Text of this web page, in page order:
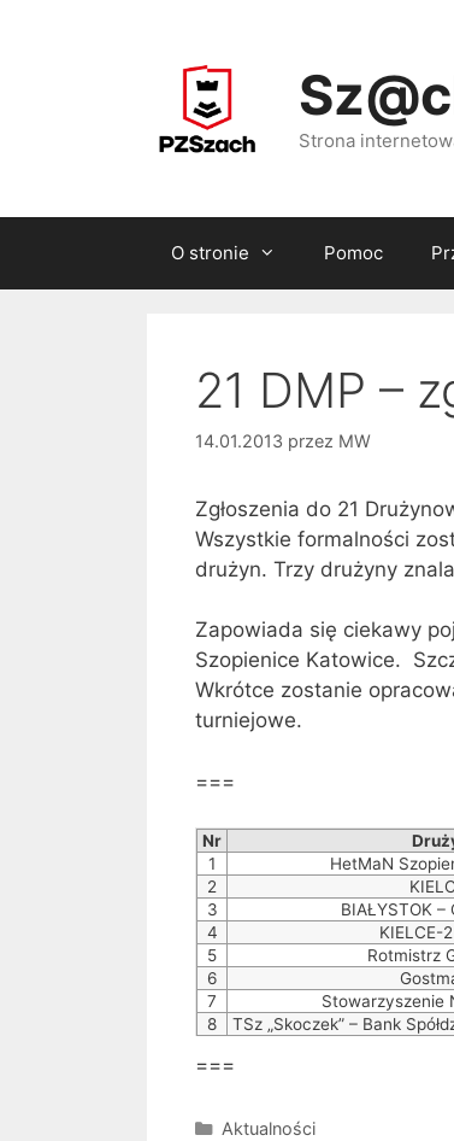
Strona
O stronie Pomoc
21 DMP –
14.01.2013 przez MW
Zgłoszenia do 21
Wszystkie formalności
drużyn. Trzy drużyny
Zapowiada się ciekawy
Szopienice Katowice.
Wkrótce zostanie
turniejowe.
===
Nr
1
HetMaN
2
3
BIAŁYSTOK –
4
KIELCE-
5
Rotmistrz
6
7
Stowarzyszenie
8
TSz „Skoczek” – Bank
===
Kategorie
Aktualności